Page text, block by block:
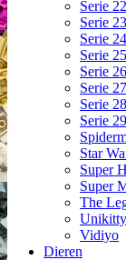
Serie 22
Serie 23
Serie 24
Serie 25
Serie 26
Serie 27
Serie 28
Serie 29
Star
Super
Super
The
Unikitty
Vidiyo
Dieren